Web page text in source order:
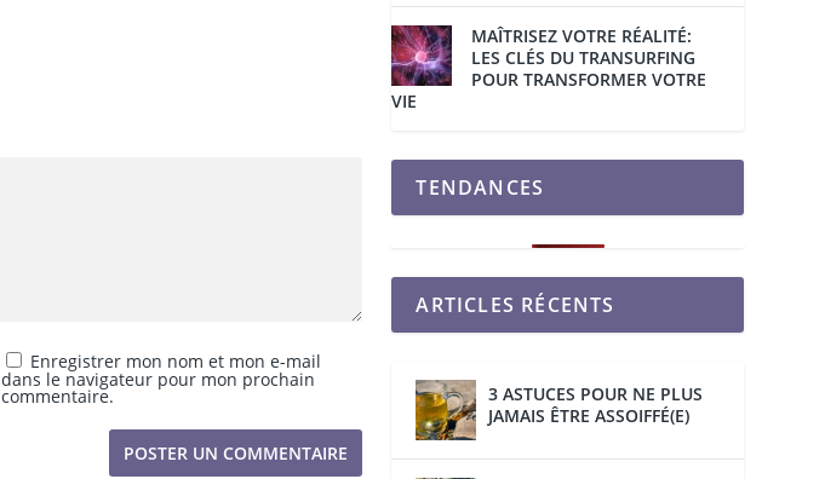
Enregistrer mon nom et mon e-mail
dans le navigateur pour mon prochain
commentaire.
MAÎTRISEZ VOTRE RÉALITÉ:
LES CLÉS DU TRANSURFING
POUR TRANSFORMER VOTRE
VIE
TENDANCES
ARTICLES RÉCENTS
3 ASTUCES POUR NE PLUS
JAMAIS ÊTRE ASSOIFFÉ(E)